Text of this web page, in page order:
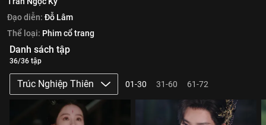
Đạo diễn: Đỗ Lâm
Thể loại: Phim cổ trang
Danh sách tập
36/36 tập
Trúc Nghiệp Thiên 01-30 31-60 61-72